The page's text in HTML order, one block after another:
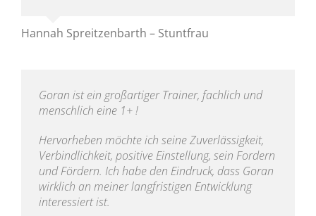
Hannah Spreitzenbarth – Stuntfrau
Goran ist ein großartiger Trainer, fachlich und
menschlich eine 1+ !
Hervorheben möchte ich seine Zuverlässigkeit,
Verbindlichkeit, positive Einstellung, sein Fordern
und Fördern. Ich habe den Eindruck, dass Goran
wirklich an meiner langfristigen Entwicklung
interessiert ist.